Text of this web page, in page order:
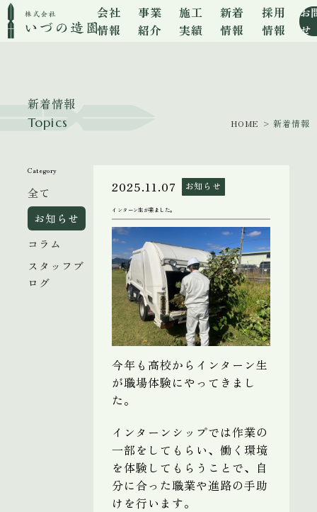
会社
情報
事業
紹介
施工
実績
新着
情報
採用
情報
お
せ
新着情報
Topics HOME > 新着情報
Category
全て
お知らせ
コラム
スタッフブ
ログ
2025.11.07 お知らせ
インターン生が来ました。
今年も高校からインターン生
が職場体験にやってきまし
た。
インターンシップでは作業の
一部をしてもらい、働く環境
を体験してもらうことで、自
分に合った職業や進路の手助
けを行います。